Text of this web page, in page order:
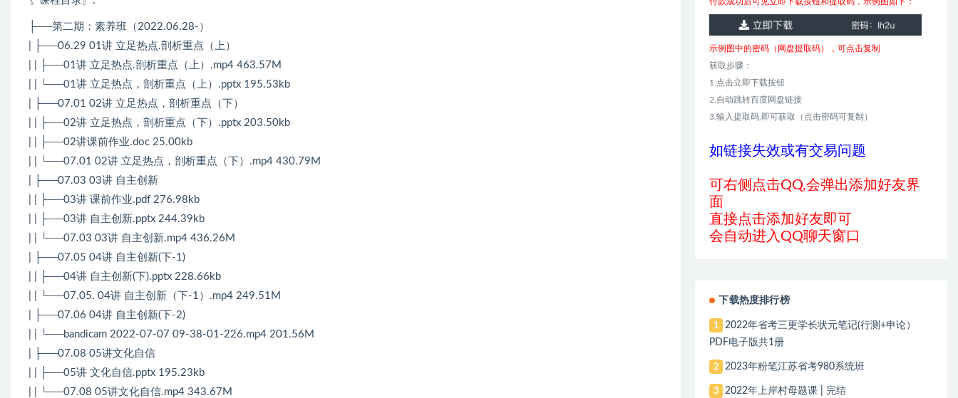
├──第二期：素养班（2022.06.28-）
| ├──06.29 01讲 立足热点.剖析重点（上）
| | ├──01讲 立足热点.剖析重点（上）.mp4 463.57M
| | └──01讲 立足热点，剖析重点（上）.pptx 195.53kb
| ├──07.01 02讲 立足热点，剖析重点（下）
| | ├──02讲 立足热点，剖析重点（下）.pptx 203.50kb
| | ├──02讲课前作业.doc 25.00kb
| | └──07.01 02讲 立足热点，剖析重点（下）.mp4 430.79M
| ├──07.03 03讲 自主创新
| | ├──03讲 课前作业.pdf 276.98kb
| | ├──03讲 自主创新.pptx 244.39kb
| | └──07.03 03讲 自主创新.mp4 436.26M
| ├──07.05 04讲 自主创新(下-1)
| | ├──04讲 自主创新(下).pptx 228.66kb
| | └──07.05. 04讲 自主创新（下-1）.mp4 249.51M
| ├──07.06 04讲 自主创新(下-2)
| | └──bandicam 2022-07-07 09-38-01-226.mp4 201.56M
| ├──07.08 05讲文化自信
| | ├──05讲 文化自信.pptx 195.23kb
| | └──07.08 05讲文化自信.mp4 343.67M
示例图中的密码（网盘提取码），可点击复制
获取步骤：
1.点击立即下载按钮
2.自动跳转百度网盘链接
3.输入提取码,即可获取（点击密码可复制）
如链接失效或有交易问题
可右侧点击QQ,会弹出添加好友界
面
直接点击添加好友即可
会自动进入QQ聊天窗口
下载热度排行榜
1
2022年省考三更学长状元笔记(行测+申论）
PDF电子版共1册
2 2023年粉笔江苏省考980系统班
3 2022年上岸村母题课 | 完结